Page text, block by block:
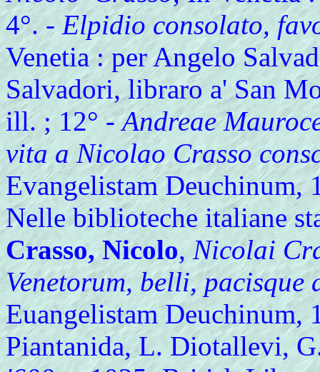
4°. -Elpidio consolato,
Venetia : per Angelo
Salvadori, libraro a' San
ill. ; 12° -Andreae
vita a Nicolao Crasso
Evangelistam Deuchinum,
Nelle biblioteche italiane
Crasso, Nicolo,Nicolai
Venetorum, belli,
Euangelistam Deuchinum,
Piantanida, L. Diotallevi,